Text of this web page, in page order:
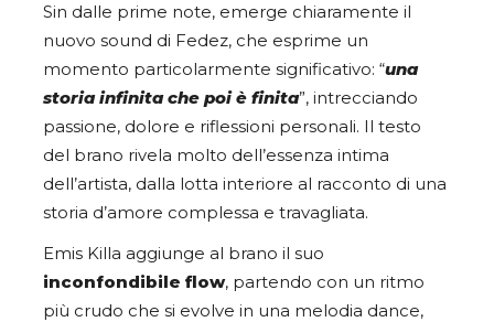
Sin dalle prime note, emerge chiaramente il
nuovo sound di Fedez, che esprime un
momento particolarmente significativo: “una
storia infinita che poi è finita”, intrecciando
passione, dolore e riflessioni personali. Il testo
del brano rivela molto dell’essenza intima
dell’artista, dalla lotta interiore al racconto di una
storia d’amore complessa e travagliata.
Emis Killa aggiunge al brano il suo
inconfondibile flow, partendo con un ritmo
più crudo che si evolve in una melodia dance,